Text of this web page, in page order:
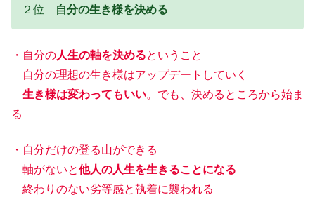
２位 自分の生き様を決める
・自分の人生の軸を決めるということ
自分の理想の生き様はアップデートしていく
生き様は変わってもいい。でも、決めるところから始ま
る
・自分だけの登る山ができる
軸がないと他人の人生を生きることになる
終わりのない劣等感と執着に襲われる